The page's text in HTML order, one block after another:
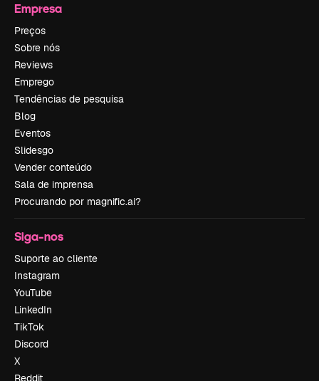
Empresa
Preços
Sobre nós
Reviews
Emprego
Tendências de pesquisa
Blog
Eventos
Slidesgo
Vender conteúdo
Sala de imprensa
Procurando por magnific.ai?
Siga-nos
Suporte ao cliente
Instagram
YouTube
LinkedIn
TikTok
Discord
X
Reddit